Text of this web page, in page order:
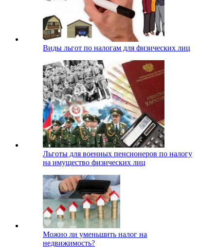
Виды льгот по налогам для физических лиц
Льготы для военных пенсионеров по налогу
на имущество физических лиц
Можно ли уменьшить налог на
недвижимость?